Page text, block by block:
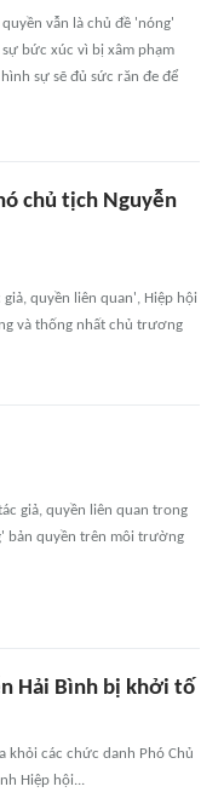
vẫn là chủ đề 'nóng'
bức xúc vì bị xâm phạm
sự sẽ đủ sức răn đe để
chủ tịch Nguyễn
quyền liên quan', Hiệp hội
và thống nhất chủ trương
giả, quyền liên quan trong
bản quyền trên môi trường
Hải Bình bị khởi tố
khỏi các chức danh Phó Chủ
Hiệp hội...